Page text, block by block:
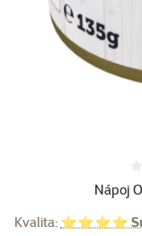
Nápoj
Kvalita: ⭐⭐⭐⭐